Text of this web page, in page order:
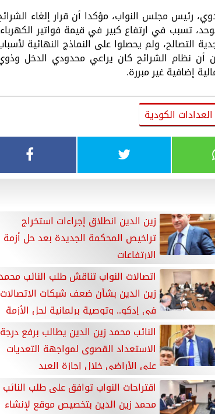
رئيس مجلس النواب، مؤكدا أن قرار إلغاء
تسبب في ارتفاع كبير في قيمة فواتير
التصالح، ولم يحصلوا على النماذج النهائية
أن نظام الشرائح كان يراعي محدودي الدخل
إضافية غير مبررة.
العدادات الكودية
زين الدين انطلاق إجراءات استخراج
تراخيص المحكمة الجديدة بعد حل أزمة
الارتفاعات
اتصالات النواب تناقش طلب النائب
زين الدين بشأن ضعف شبكات الاتصالات
في إدكو.. وتوصية برلمانية لحل الأزمة
النائب محمد زين الدين يطالب برفع درجة
الاستعداد القصوى لمواجهة التعديات
على الأراضي خلال إجازة العيد
اقتراحات النواب توافق على طلب النائب
محمد زين الدين بتخصيص موقع لإنشاء